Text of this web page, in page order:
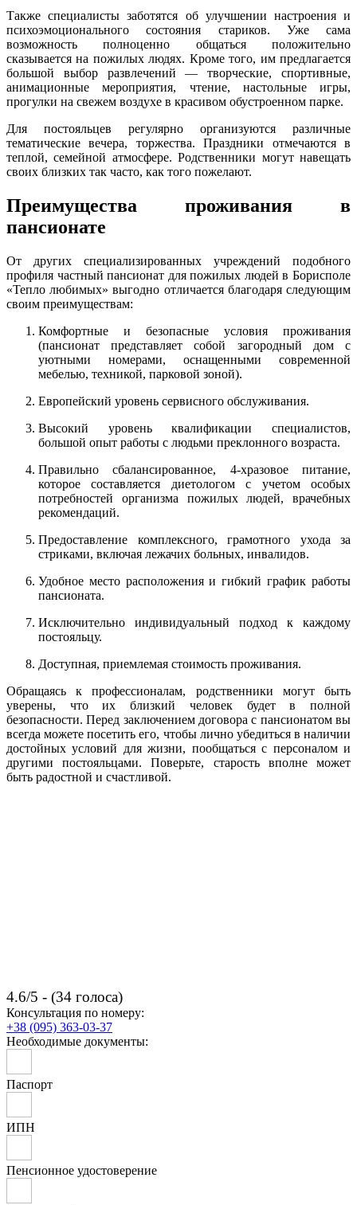
Также специалисты заботятся об улучшении настроения и
психоэмоционального состояния стариков. Уже сама
возможность полноценно общаться положительно
сказывается на пожилых людях. Кроме того, им предлагается
большой выбор развлечений — творческие, спортивные,
анимационные мероприятия, чтение, настольные игры,
прогулки на свежем воздухе в красивом обустроенном парке.
Для постояльцев регулярно организуются различные
тематические вечера, торжества. Праздники отмечаются в
теплой, семейной атмосфере. Родственники могут навещать
своих близких так часто, как того пожелают.
Преимущества проживания в
пансионате
От других специализированных учреждений подобного
профиля частный пансионат для пожилых людей в Борисполе
«Тепло любимых» выгодно отличается благодаря следующим
своим преимуществам:
Комфортные и безопасные условия проживания
(пансионат представляет собой загородный дом с
уютными номерами, оснащенными современной
мебелью, техникой, парковой зоной).
Европейский уровень сервисного обслуживания.
Высокий уровень квалификации специалистов,
большой опыт работы с людьми преклонного возраста.
Правильно сбалансированное, 4-хразовое питание,
которое составляется диетологом с учетом особых
потребностей организма пожилых людей, врачебных
рекомендаций.
Предоставление комплексного, грамотного ухода за
стриками, включая лежачих больных, инвалидов.
Удобное место расположения и гибкий график работы
пансионата.
Исключительно индивидуальный подход к каждому
постояльцу.
Доступная, приемлемая стоимость проживания.
Обращаясь к профессионалам, родственники могут быть
уверены, что их близкий человек будет в полной
безопасности. Перед заключением договора с пансионатом вы
всегда можете посетить его, чтобы лично убедиться в наличии
достойных условий для жизни, пообщаться с персоналом и
другими постояльцами. Поверьте, старость вполне может
быть радостной и счастливой.
4.6/5 - (34 голоса)
Консультация по номеру:
+38 (095) 363-03-37
Необходимые документы:
Паспорт
ИПН
Пенсионное удостоверение